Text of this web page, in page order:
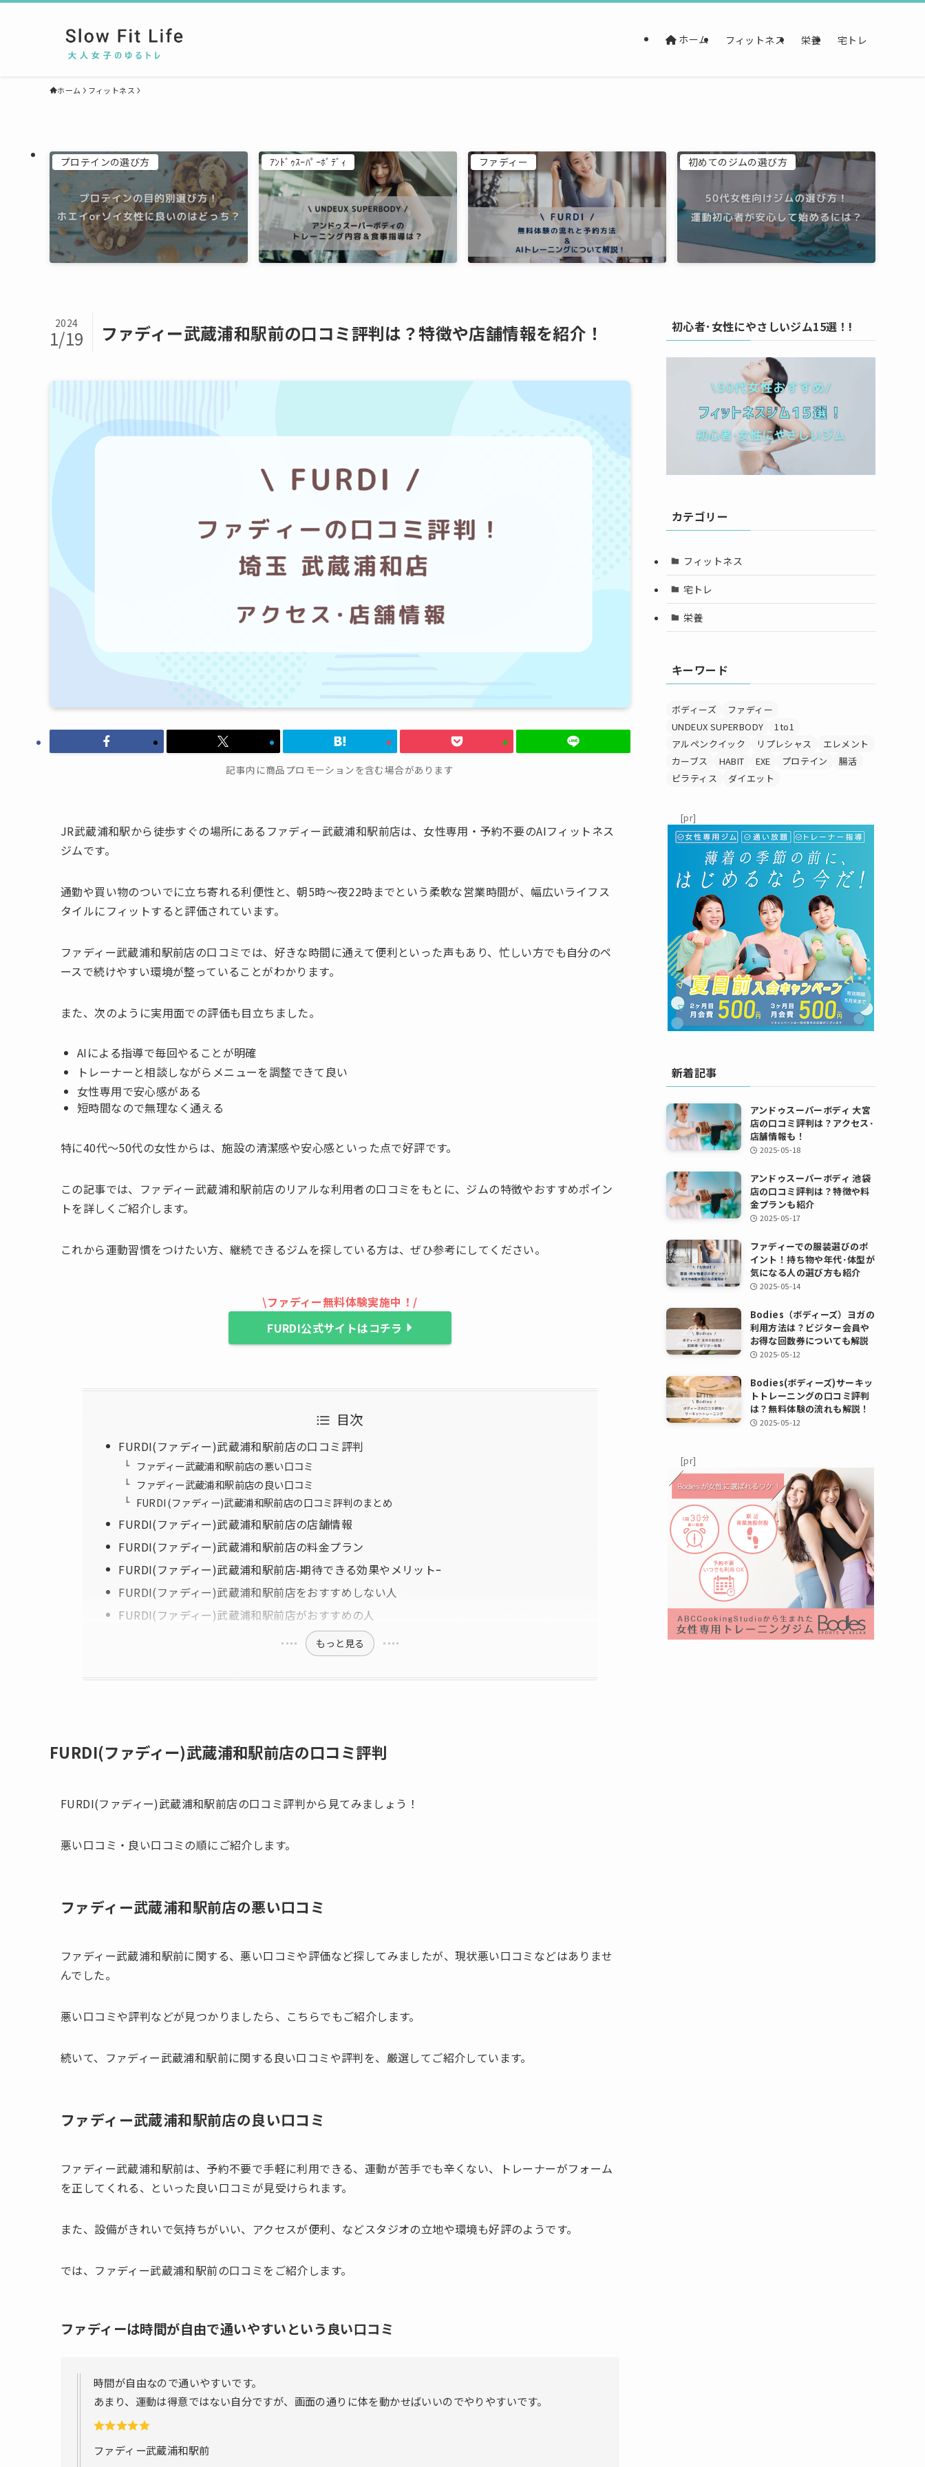
ホーム フィットネス 栄養 宅トレ
ホーム フィットネス
プロテインの選び方 ｱﾝﾄﾞｩｽｰﾊﾟｰﾎﾞﾃﾞｨ ファディー 初めてのジムの選び方
ファディー武蔵浦和駅前の口コミ評判は？特徴や店舗情報を紹介！
2024
1/19
記事内に商品プロモーションを含む場合があります
JR武蔵浦和駅から徒歩すぐの場所にあるファディー武蔵浦和駅前店は、女性専用・予約不要のAIフィットネス
ジムです。
通勤や買い物のついでに立ち寄れる利便性と、朝5時〜夜22時までという柔軟な営業時間が、幅広いライフス
タイルにフィットすると評価されています。
ファディー武蔵浦和駅前店の口コミでは、好きな時間に通えて便利といった声もあり、忙しい方でも自分のペ
ースで続けやすい環境が整っていることがわかります。
また、次のように実用面での評価も目立ちました。
AIによる指導で毎回やることが明確
トレーナーと相談しながらメニューを調整できて良い
女性専用で安心感がある
短時間なので無理なく通える
特に40代〜50代の女性からは、施設の清潔感や安心感といった点で好評です。
この記事では、ファディー武蔵浦和駅前店のリアルな利用者の口コミをもとに、ジムの特徴やおすすめポイン
トを詳しくご紹介します。
これから運動習慣をつけたい方、継続できるジムを探している方は、ぜひ参考にしてください。
\ファディー無料体験実施中！/
FURDI公式サイトはコチラ
目次
FURDI(ファディー)武蔵浦和駅前店の口コミ評判
ファディー武蔵浦和駅前店の悪い口コミ
ファディー武蔵浦和駅前店の良い口コミ
FURDI(ファディー)武蔵浦和駅前店の口コミ評判のまとめ
FURDI(ファディー)武蔵浦和駅前店の店舗情報
FURDI(ファディー)武蔵浦和駅前店の料金プラン
FURDI(ファディー)武蔵浦和駅前店-期待できる効果やメリットｰ
FURDI(ファディー)武蔵浦和駅前店をおすすめしない人
FURDI(ファディー)武蔵浦和駅前店がおすすめの人
もっと見る
FURDI(ファディー)武蔵浦和駅前店の口コミ評判
FURDI(ファディー)武蔵浦和駅前店の口コミ評判から見てみましょう！
悪い口コミ・良い口コミの順にご紹介します。
ファディー武蔵浦和駅前店の悪い口コミ
ファディー武蔵浦和駅前に関する、悪い口コミや評価など探してみましたが、現状悪い口コミなどはありませ
んでした。
悪い口コミや評判などが見つかりましたら、こちらでもご紹介します。
続いて、ファディー武蔵浦和駅前に関する良い口コミや評判を、厳選してご紹介しています。
ファディー武蔵浦和駅前店の良い口コミ
ファディー武蔵浦和駅前は、予約不要で手軽に利用できる、運動が苦手でも辛くない、トレーナーがフォーム
を正してくれる、といった良い口コミが見受けられます。
また、設備がきれいで気持ちがいい、アクセスが便利、などスタジオの立地や環境も好評のようです。
では、ファディー武蔵浦和駅前の口コミをご紹介します。
ファディーは時間が自由で通いやすいという良い口コミ
時間が自由なので通いやすいです。
あまり、運動は得意ではない自分ですが、画面の通りに体を動かせばいいのでやりやすいです。
ファディー武蔵浦和駅前
初心者･女性にやさしいジム15選！!
カテゴリー
フィットネス
宅トレ
栄養
キーワード
ボディーズ
ファディー
UNDEUX SUPERBODY
1to1
アルペンクイック
リプレシャス
エレメント
カーブス
HABIT EXE プロテイン
腸活
ピラティス
ダイエット
[pr]
新着記事
アンドゥスーパーボディ 大宮
店の口コミ評判は？アクセス･
店舗情報も！
2025-05-18
アンドゥスーパーボディ 池袋
店の口コミ評判は？特徴や料
金プランも紹介
2025-05-17
ファディーでの服装選びのポ
イント！持ち物や年代･体型が
気になる人の選び方も紹介
2025-05-14
Bodies（ボディーズ）ヨガの
利用方法は？ビジター会員や
お得な回数券についても解説
2025-05-12
Bodies(ボディーズ)サーキッ
トトレーニングの口コミ評判
は？無料体験の流れも解説！
2025-05-12
[pr]